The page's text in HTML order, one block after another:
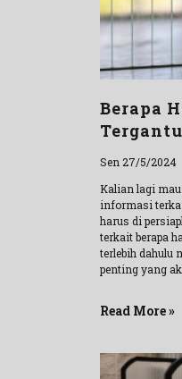
Berapa
Sen 27/5/2024
Kalian lagi
informasi
harus di
terkait berapa
terlebih dahulu
penting yang
Read More »